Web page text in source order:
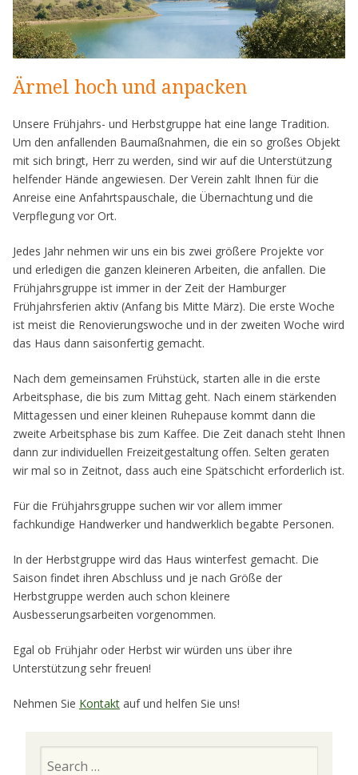
Ärmel hoch und anpacken
Unsere Frühjahrs- und Herbstgruppe hat eine lange Tradition.
Um den anfallenden Baumaßnahmen, die ein so großes Objekt
mit sich bringt, Herr zu werden, sind wir auf die Unterstützung
helfender Hände angewiesen. Der Verein zahlt Ihnen für die
Anreise eine Anfahrtspauschale, die Übernachtung und die
Verpflegung vor Ort.
Jedes Jahr nehmen wir uns ein bis zwei größere Projekte vor
und erledigen die ganzen kleineren Arbeiten, die anfallen. Die
Frühjahrsgruppe ist immer in der Zeit der Hamburger
Frühjahrsferien aktiv (Anfang bis Mitte März). Die erste Woche
ist meist die Renovierungswoche und in der zweiten Woche wird
das Haus dann saisonfertig gemacht.
Nach dem gemeinsamen Frühstück, starten alle in die erste
Arbeitsphase, die bis zum Mittag geht. Nach einem stärkenden
Mittagessen und einer kleinen Ruhepause kommt dann die
zweite Arbeitsphase bis zum Kaffee. Die Zeit danach steht Ihnen
dann zur individuellen Freizeitgestaltung offen. Selten geraten
wir mal so in Zeitnot, dass auch eine Spätschicht erforderlich ist.
Für die Frühjahrsgruppe suchen wir vor allem immer
fachkundige Handwerker und handwerklich begabte Personen.
In der Herbstgruppe wird das Haus winterfest gemacht. Die
Saison findet ihren Abschluss und je nach Größe der
Herbstgruppe werden auch schon kleinere
Ausbesserungsarbeiten vorgenommen.
Egal ob Frühjahr oder Herbst wir würden uns über ihre
Unterstützung sehr freuen!
Nehmen Sie Kontakt auf und helfen Sie uns!